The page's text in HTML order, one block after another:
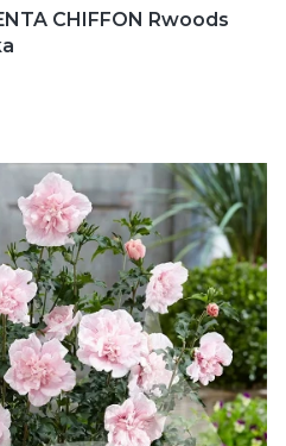
CHIFFON Rwoods